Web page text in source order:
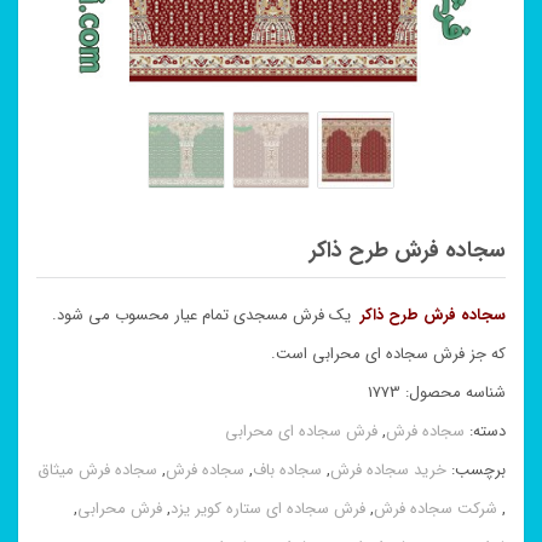
سجاده فرش طرح ذاکر
سجاده فرش طرح ذاکر یک فرش مسجدی تمام عیار محسوب می شود.
که جز فرش سجاده ای محرابی است.
شناسه محصول: 1773
دسته: سجاده فرش,فرش سجاده ای محرابی
برچسب: خرید سجاده فرش, سجاده باف, سجاده فرش, سجاده فرش میثاق
, شرکت سجاده فرش,فرش سجاده ای ستاره کویر یزد,فرش محرابی,